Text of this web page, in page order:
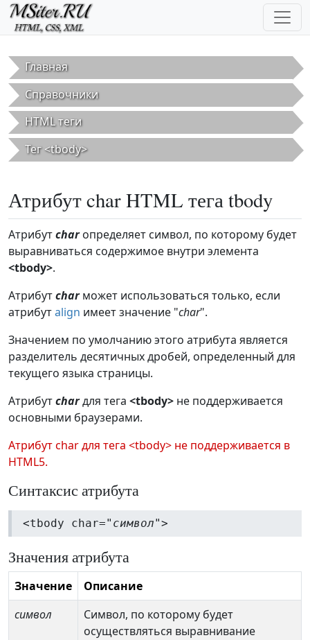
Перейти к основному содержанию
Главная
Справочники
HTML теги
Тег <tbody>
Атрибут char HTML тега tbody
Атрибутcharопределяет символ, по которому будет
выравниваться содержимое внутри элемента
<tbody>.
Атрибутcharможет использоваться только, если
атрибутalign имеет значение "char".
Значением по умолчанию этого атрибута является
разделитель десятичных дробей, определенный для
текущего языка страницы.
Атрибутcharдля тега <tbody> не поддерживается
основными браузерами.
Атрибут char для тега <tbody> не поддерживается в
HTML5.
Синтаксис атрибута
<tbody char=" символ">
Значения атрибута
Значение
Описание
символ
Символ, по которому будет
осуществляться выравнивание